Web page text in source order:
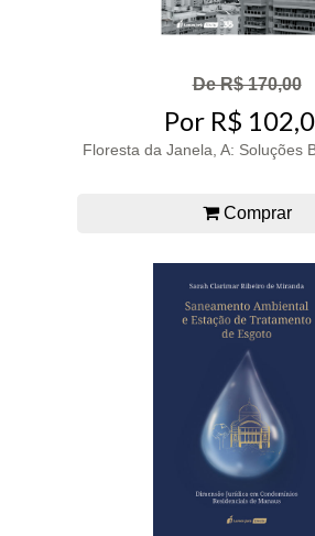
De R$ 170,00
Por R$
Floresta da Janela, A: Soluções
Comprar